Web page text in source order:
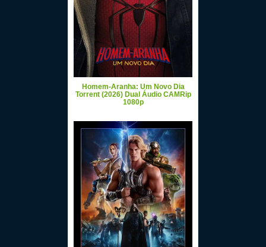
Homem-Aranha: Um Novo Dia
Torrent (2026) Dual Áudio CAMRip
1080p